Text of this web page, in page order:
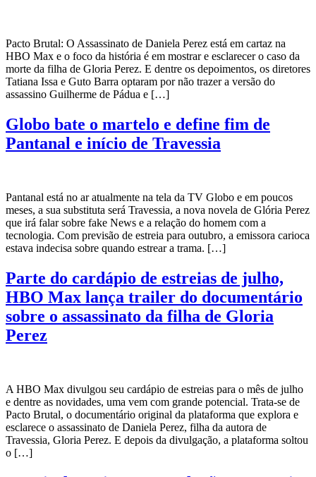
Pacto Brutal: O Assassinato de Daniela Perez está em cartaz na
HBO Max e o foco da história é em mostrar e esclarecer o caso da
morte da filha de Gloria Perez. E dentre os depoimentos, os diretores
Tatiana Issa e Guto Barra optaram por não trazer a versão do
assassino Guilherme de Pádua e […]
Globo bate o martelo e define fim de
Pantanal e início de Travessia
Pantanal está no ar atualmente na tela da TV Globo e em poucos
meses, a sua substituta será Travessia, a nova novela de Glória Perez
que irá falar sobre fake News e a relação do homem com a
tecnologia. Com previsão de estreia para outubro, a emissora carioca
estava indecisa sobre quando estrear a trama. […]
Parte do cardápio de estreias de julho,
HBO Max lança trailer do documentário
sobre o assassinato da filha de Gloria
Perez
A HBO Max divulgou seu cardápio de estreias para o mês de julho
e dentre as novidades, uma vem com grande potencial. Trata-se de
Pacto Brutal, o documentário original da plataforma que explora e
esclarece o assassinato de Daniela Perez, filha da autora de
Travessia, Gloria Perez. E depois da divulgação, a plataforma soltou
o […]